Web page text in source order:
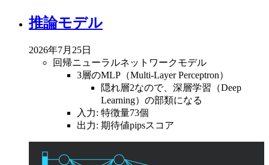
推論モデル
2026年7月25日
回帰ニューラルネットワークモデル
3層のMLP（Multi-Layer Perceptron）
隠れ層2なので、深層学習（Deep
Learning）の部類になる
入力: 特徴量73個
出力: 期待値pipsスコア